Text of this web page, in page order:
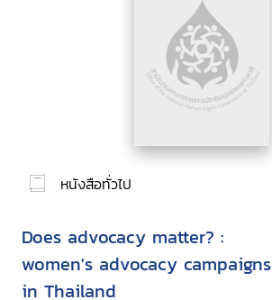
หนังสือทั่วไป
Does advocacy matter? :
women's advocacy campaigns
in Thailand